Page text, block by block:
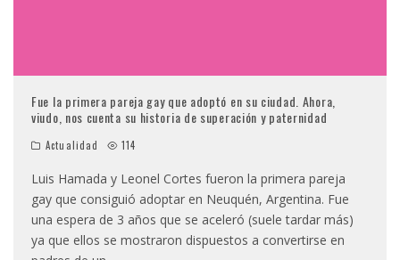
Fue la primera pareja gay que adoptó en su ciudad. Ahora,
viudo, nos cuenta su historia de superación y paternidad
Actualidad 114
Luis Hamada y Leonel Cortes fueron la primera pareja
gay que consiguió adoptar en Neuquén, Argentina. Fue
una espera de 3 años que se aceleró (suele tardar más)
ya que ellos se mostraron dispuestos a convertirse en